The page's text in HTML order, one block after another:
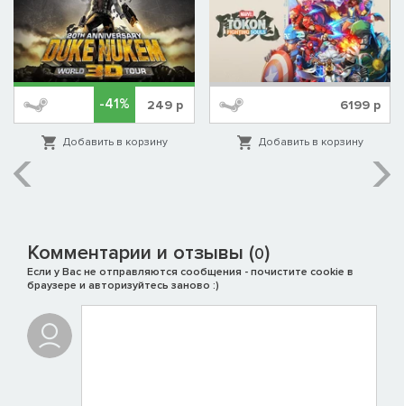
-41% 249р
Добавить в корзину
6199 р
Добавить в корзину
Комментарии и отзывы (0)
Если у Вас не отправляются сообщения - почистите cookie в
браузере и авторизуйтесь заново :)